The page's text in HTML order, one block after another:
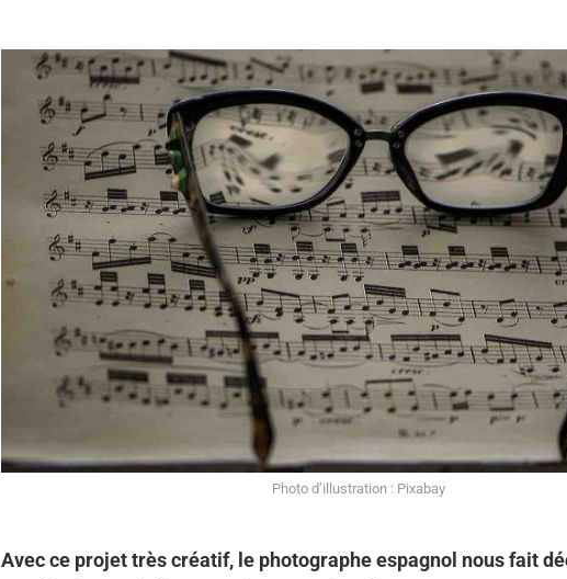
Photo d’illustration : Pixabay
Avec ce projet très créatif, le photographe espagnol nous fait